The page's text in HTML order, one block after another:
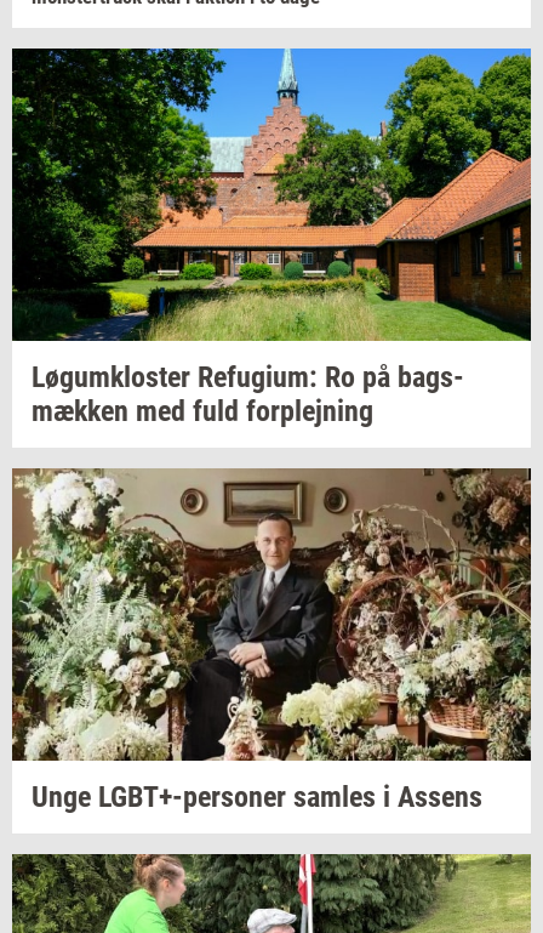
Løgum­klo­ster Re­fu­gi­um: Ro på bags­
mæk­ken med fuld for­plej­ning
Unge LGBT+-​personer sam­les i As­sens